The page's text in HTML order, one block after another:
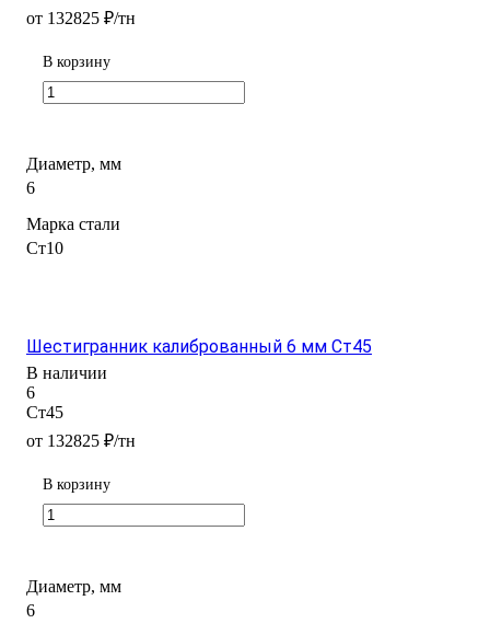
от 132825 ₽/тн
В корзину
Диаметр, мм
6
Марка стали
Ст10
Шестигранник калиброванный 6 мм Ст45
В наличии
6
Ст45
от 132825 ₽/тн
В корзину
Диаметр, мм
6